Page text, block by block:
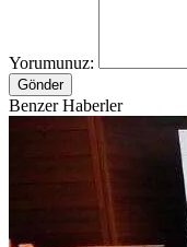
Yorumunuz:
Gönder
Benzer Haberler